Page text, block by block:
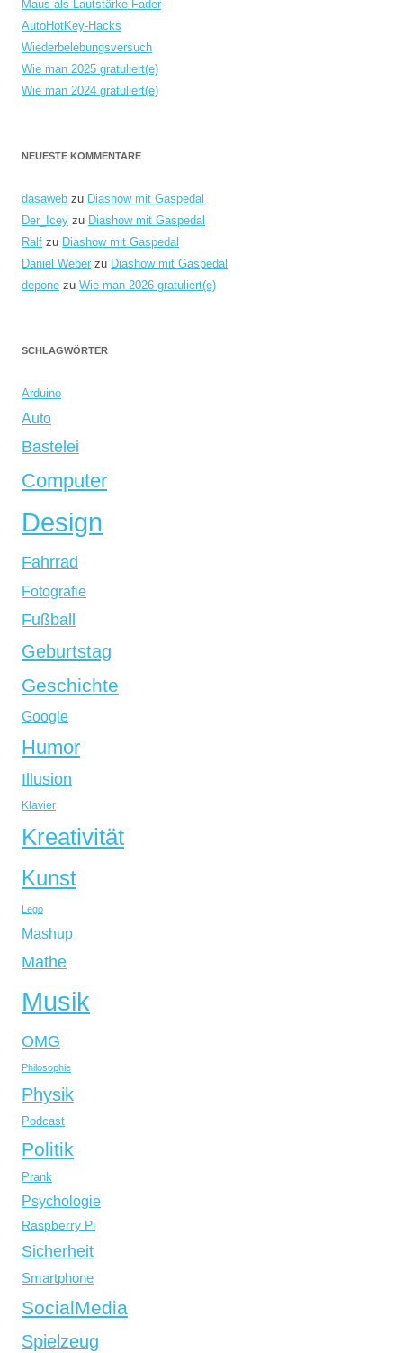
Maus als Lautstärke-Fader
AutoHotKey-Hacks
Wiederbelebungsversuch
Wie man 2025 gratuliert(e)
Wie man 2024 gratuliert(e)
NEUESTE KOMMENTARE
dasaweb zu Diashow mit Gaspedal
Der_Icey zu Diashow mit Gaspedal
Ralf zu Diashow mit Gaspedal
Daniel Weber zu Diashow mit Gaspedal
depone zu Wie man 2026 gratuliert(e)
SCHLAGWÖRTER
Arduino
Auto
Bastelei
Computer
Design
Fahrrad
Fotografie
Fußball
Geburtstag
Geschichte
Google
Humor
Illusion
Klavier
Kreativität
Kunst
Lego
Mashup
Mathe
Musik
OMG
Philosophie
Physik
Podcast
Politik
Prank
Psychologie
Raspberry Pi
Sicherheit
Smartphone
SocialMedia
Spielzeug